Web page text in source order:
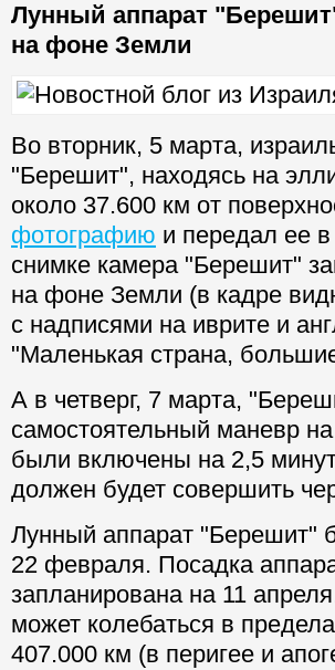
Лунный аппарат
на фоне Земли
Во вторник, 5 марта,
"Берешит", находясь на
около 37.600 км от
фотографию и передал ее
снимке камера "Берешит"
на фоне Земли (в кадре
с надписями на иврите и
"Маленькая страна,
А в четверг, 7 марта,
самостоятельный маневр
были включены на 2,5
должен будет совершить
Лунный аппарат "Берешит"
22 февраля. Посадка
запланирована на 11
может колебаться в
407.000 км (в перигее и